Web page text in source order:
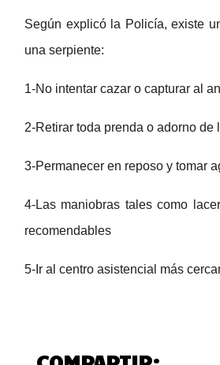
Según explicó la Policía, existe
una serpiente:
1-No intentar cazar o capturar al
2-Retirar toda prenda o adorno
3-Permanecer en reposo y tomar
4-Las maniobras tales como
recomendables
5-Ir al centro asistencial más